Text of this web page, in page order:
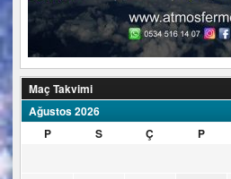
Maç Takvimi
Ağustos 2026
P
S Ç P